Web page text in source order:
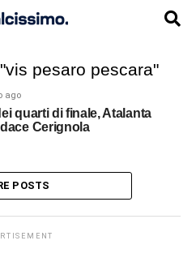
pesaro pescara"
ago
quarti di finale, Atalanta
Cerignola
POSTS